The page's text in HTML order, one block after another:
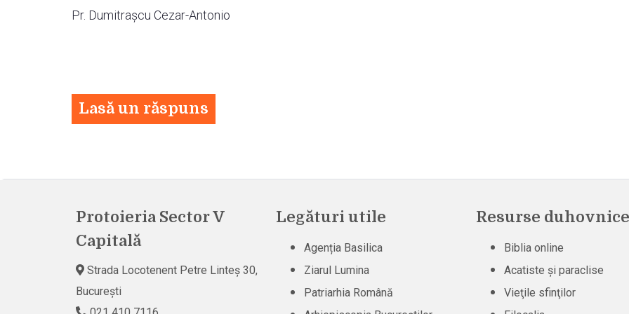
Pr. Dumitrașcu Cezar-Antonio
Lasă un răspuns
Protoieria Sector V
Capitală
Strada Locotenent Petre Linteș 30,
București
Legături utile
Agenția Basilica
Ziarul Lumina
Patriarhia Română
Resurse
Biblia online
Acatiste şi paraclise
Vieţile sfinţilor